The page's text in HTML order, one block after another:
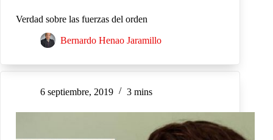
Verdad sobre las fuerzas del orden
Bernardo Henao Jaramillo
6 septiembre, 2019 3 mins